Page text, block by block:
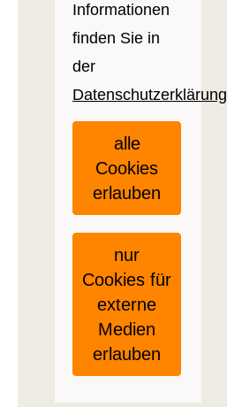
Informationen
finden Sie in
der
Datenschutzerklärung
alle
Cookies
erlauben
nur
Cookies für
externe
Medien
erlauben